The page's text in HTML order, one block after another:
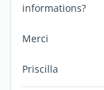
informations?
Merci
Priscilla